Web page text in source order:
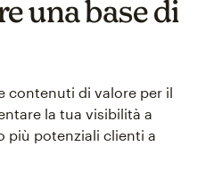
una base di
contenuti di valore per il
la tua visibilità a
più potenziali clienti a